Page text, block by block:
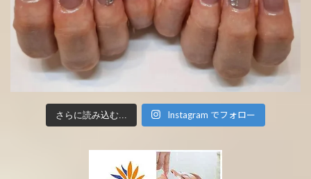
さらに読み込む... Instagram でフォロー